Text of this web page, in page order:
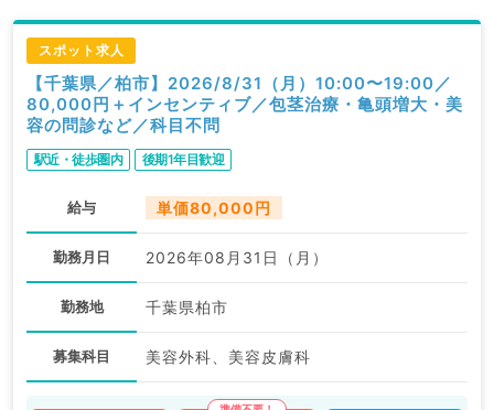
スポット求人
【千葉県／柏市】2026/8/31（月）10:00〜19:00／
80,000円＋インセンティブ／包茎治療・亀頭増大・美
容の問診など／科目不問
駅近・徒歩圏内 後期1年目歓迎
給与 単価80,000円
勤務月日 2026年08月31日（月）
勤務地 千葉県柏市
募集科目 美容外科、美容皮膚科